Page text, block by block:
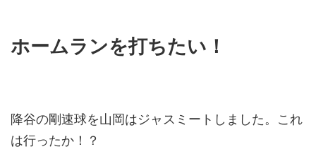
ホームランを打ちたい！
降谷の剛速球を山岡はジャスミートしました。これ
は行ったか！？